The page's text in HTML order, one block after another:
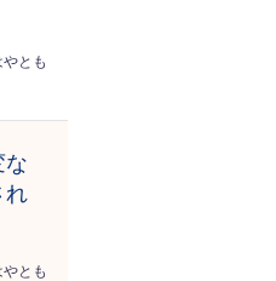
とも
れ
とも